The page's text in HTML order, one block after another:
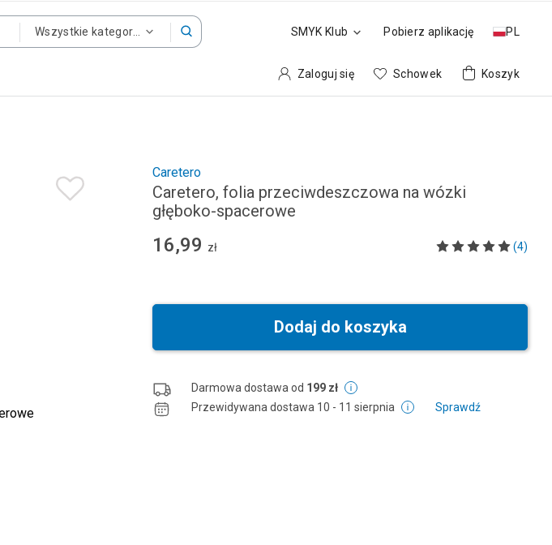
SMYK Klub Pobierz aplikację PL
Zaloguj się Schowek Koszyk
Caretero
Caretero, folia przeciwdeszczowa na wózki
głęboko-spacerowe
16,99 zł (4)
Dodaj do koszyka
Darmowa dostawa od 199 zł
Przewidywana dostawa 10 - 11 sierpnia Sprawdź